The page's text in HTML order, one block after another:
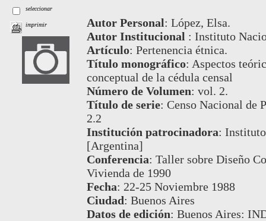
seleccionar
imprimir Autor Personal: López, Elsa.
Autor Institucional : Instituto
Artículo: Pertenencia étnica.
Título monográfico: Aspectos
conceptual de la cédula censal
Número de Volumen: vol. 2.
Título de serie: Censo Nacional de
2.2
Institución patrocinadora:
[Argentina]
Conferencia: Taller sobre Diseño
Vivienda de 1990
Fecha: 22-25 Noviembre 1988
Ciudad: Buenos Aires
Datos de edición: Buenos Aires: